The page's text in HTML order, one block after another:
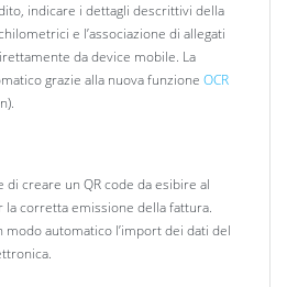
indicare i dettagli descrittivi della
e l’associazione di allegati
da device mobile. La
grazie alla nuova funzione OCR
di creare un QR code da esibire al
corretta emissione della fattura.
modo automatico l’import dei dati del